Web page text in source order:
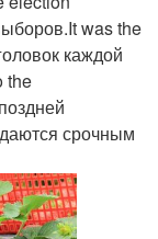
was the
каждой
the
срочным